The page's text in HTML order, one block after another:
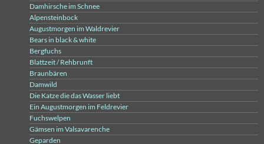
Damhirsche im Schnee
Alpensteinbock
Augustmorgen im Waldrevier
Bears in black & white
Bergfuchs
Blattzeit / Rehbrunft
Braunbären
Damwild
Die Katze die das Wasser liebt
Ein Augustmorgen im Feldrevier
Fuchswelpen
Gämsen im Valsavarenche
Geparden